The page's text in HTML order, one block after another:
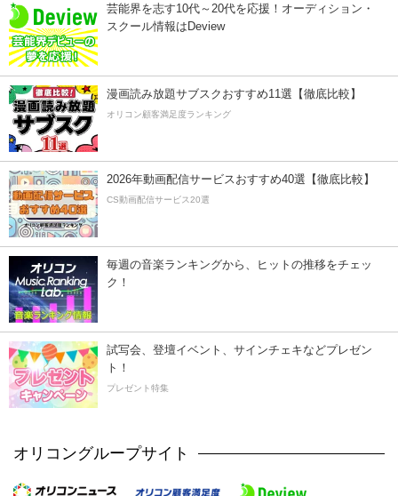
芸能界を志す10代～20代を応援！オーディション・
スクール情報はDeview
漫画読み放題サブスクおすすめ11選【徹底比較】
オリコン顧客満足度ランキング
2026年動画配信サービスおすすめ40選【徹底比較】
CS動画配信サービス20選
毎週の音楽ランキングから、ヒットの推移をチェッ
ク！
試写会、登壇イベント、サインチェキなどプレゼン
ト！
プレゼント特集
オリコングループサイト